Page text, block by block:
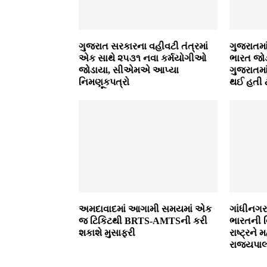
ગુજરાત સરકારના વહીવટી તંત્રમાં
એક સાથે ૨૫૩૧ નવા કર્મયોગીઓ
જોડાયા, સીએમએ આપ્યા
નિમણૂકપત્રો
ભારત
થઈ હતી
અમદાવાદમાં આગામી સમયમાં એક
જ ટિકિટથી BRTS-AMTSની કરી
શકાશે મુસાફરી
રાષ્ટ્રને